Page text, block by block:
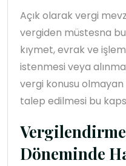
Açık olarak vergi
vergiden müstesna
kıymet, evrak ve
istenmesi veya
vergi konusu
talep edilmesi bu
Döneminde